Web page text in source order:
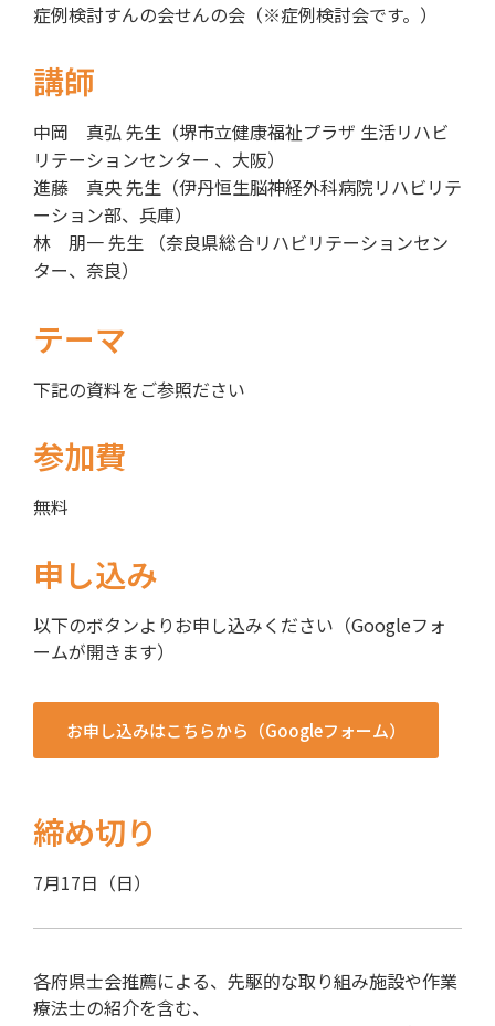
症例検討すんの会せんの会（※症例検討会です。）
講師
中岡 真弘 先生（堺市立健康福祉プラザ 生活リハビ
リテーションセンター 、大阪）
進藤 真央 先生（伊丹恒生脳神経外科病院リハビリテ
ーション部、兵庫）
林 朋一 先生 （奈良県総合リハビリテーションセン
ター、奈良）
テーマ
下記の資料をご参照ださい
参加費
無料
申し込み
以下のボタンよりお申し込みください（Googleフォ
ームが開きます）
お申し込みはこちらから（Googleフォーム）
締め切り
7月17日（日）
各府県士会推薦による、先駆的な取り組み施設や作業
療法士の紹介を含む、